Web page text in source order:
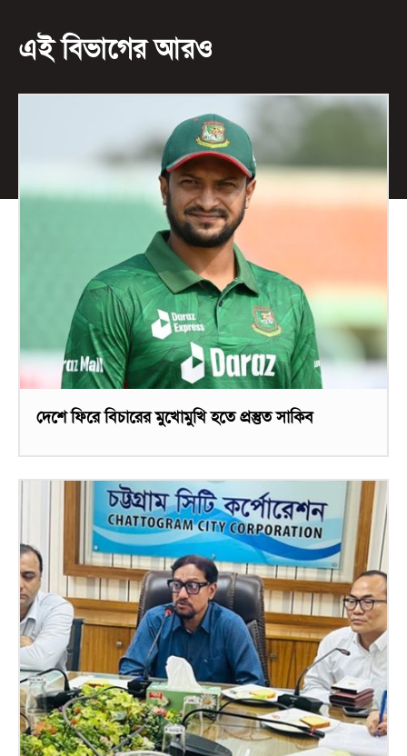
এই বিভাগের আরও
দেশে ফিরে বিচারের মুখোমুখি হতে প্রস্তুত সাকিব